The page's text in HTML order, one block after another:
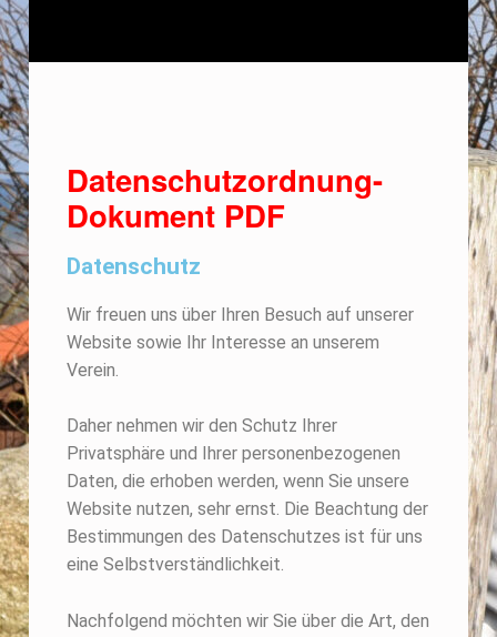
Datenschutzordnung-
Dokument PDF
Datenschutz
Wir freuen uns über Ihren Besuch auf unserer
Website sowie Ihr Interesse an unserem
Verein.
Daher nehmen wir den Schutz Ihrer
Privatsphäre und Ihrer personenbezogenen
Daten, die erhoben werden, wenn Sie unsere
Website nutzen, sehr ernst. Die Beachtung der
Bestimmungen des Datenschutzes ist für uns
eine Selbstverständlichkeit.
Nachfolgend möchten wir Sie über die Art, den